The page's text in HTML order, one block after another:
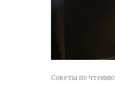
Советы по чтению